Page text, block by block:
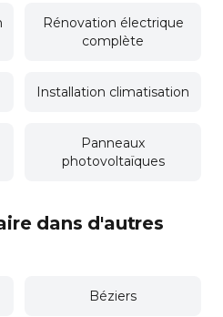
Rénovation électrique
complète
Installation climatisation
Panneaux
photovoltaïques
dans d'autres
Béziers